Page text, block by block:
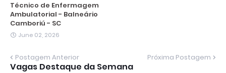
Técnico de Enfermagem
Ambulatorial - Balneário
Camboriú - SC
June 02, 2026
Postagem Anterior Próxima Postagem
Vagas Destaque da Semana